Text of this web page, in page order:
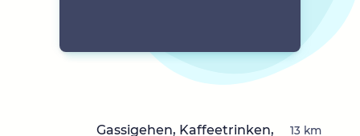
Gassigehen, Kaffeetrinken,
13 km